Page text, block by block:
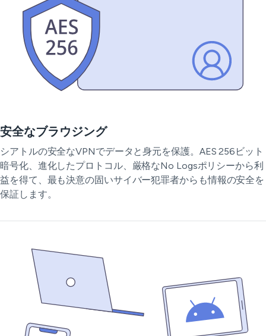
安全なブラウジング
シアトルの安全なVPNでデータと身元を保護。AES 256ビット
暗号化、進化したプロトコル、厳格なNo Logsポリシーから利
益を得て、最も決意の固いサイバー犯罪者からも情報の安全を
保証します。